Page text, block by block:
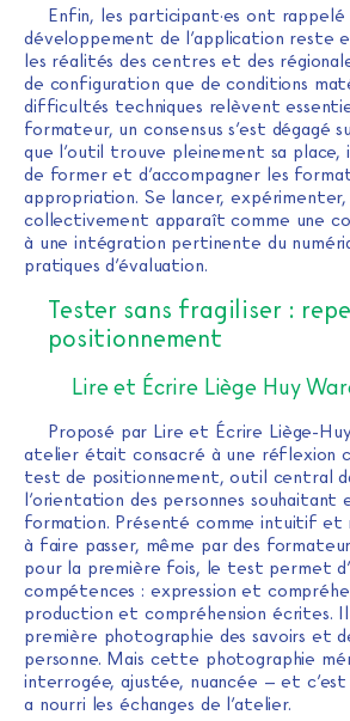
Enfin, les participant·es ont
développement de l’application reste
les réalités des centres et des
de configuration que de conditions
difficultés techniques relèvent
formateur, un consensus s’est dégagé
que l’outil trouve pleinement sa place,
de former et d’accompagner les
appropriation. Se lancer,
collectivement apparaît comme une
à une intégration pertinente du
pratiques d’évaluation.
Tester sans fragiliser :
positionnement
Lire et Écrire Liège Huy
Proposé par Lire et Écrire Liège-
atelier était consacré à une réflexion
test de positionnement, outil central
l’orientation des personnes souhaitant
formation. Présenté comme intuitif
à faire passer, même par des
pour la première fois, le test permet
compétences : expression et
production et compréhension écrites.
première photographie des savoirs et
personne. Mais cette photographie
interrogée, ajustée, nuancée – et
a nourri les échanges de l’atelier.